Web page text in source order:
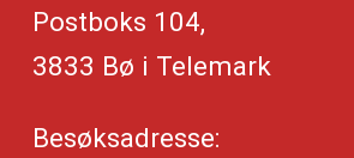
Postboks 104,
3833 Bø i Telemark
Besøksadresse: